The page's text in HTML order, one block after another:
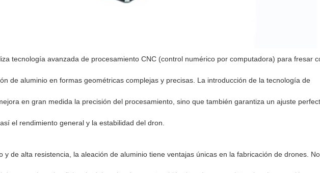
tecnología avanzada de procesamiento CNC (control numérico por computadora) para fresar
de aluminio en formas geométricas complejas y precisas. La introducción de la tecnología de
en gran medida la precisión del procesamiento, sino que también garantiza un ajuste
el rendimiento general y la estabilidad del dron.
y de alta resistencia, la aleación de aluminio tiene ventajas únicas en la fabricación de drones.